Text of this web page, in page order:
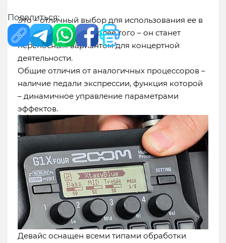
Это – отличный выбор для использования ее в
домашней студии, более того – он станет
переносным вариантом для концертной
деятельности.
Общие отличия от аналогичных процессоров –
наличие педали экспрессии, функция которой
– динамичное управление параметрами
эффектов.
Девайс оснащен всеми типами обработки
Поделиться:
Доставка в города: Алматы
Экибастуз
Абай
Аксай Актау Актобе
Астана
Атырау
Байконур Жанаозен
Караганда
Кызылорда
Кокшетау Костанай
Павлодар
Петропавловск
Талдыкорган
Тараз
Темиртау
Туркестан Уральск
Усть-
Каменогорск
Шымкент